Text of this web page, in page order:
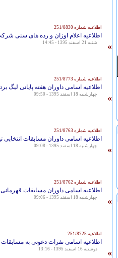
اطلاعیه شماره 251/8830
اطلاعیه اعلام اوزان و رده های سنی
شنبه 21 اسفند 1395 - 14:45 »
اطلاعیه شماره 251/8773
اطلاعیه اسامی داوران هفته پایانی لیگ
چهارشنبه 18 اسفند 1395 - 09:50 »
اطلاعیه شماره 251/8763
اطلاعیه اسامی داوران مسابقات انتخابی
چهارشنبه 18 اسفند 1395 - 09:08 »
اطلاعیه شماره 251/8762
اطلاعیه اسامی داوران مسابقات قهرمانی
چهارشنبه 18 اسفند 1395 - 09:06 »
اطلاعیه 251/8725
اطلاعیه اسامی نفرات دعوتی به مسابقات
دوشنبه 16 اسفند 1395 - 13:16 »